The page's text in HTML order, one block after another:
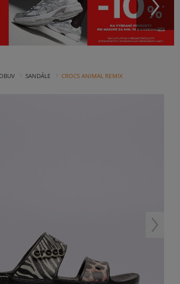
SANDÁLE CROCS ANIMAL REMIX